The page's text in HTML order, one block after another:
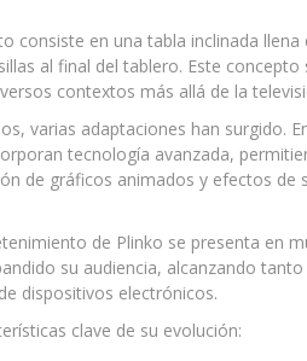
consiste en una tabla inclinada
al final del tablero. Este
contextos más allá de la
varias adaptaciones han surgido.
tecnología avanzada,
de gráficos animados y efectos
de Plinko se presenta en
su audiencia, alcanzando
dispositivos electrónicos.
clave de su evolución: